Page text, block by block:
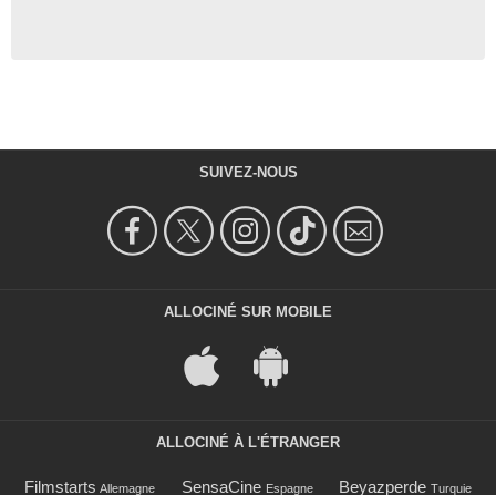
SUIVEZ-NOUS
ALLOCINÉ SUR MOBILE
ALLOCINÉ À L'ÉTRANGER
Filmstarts Allemagne SensaCine Espagne Beyazperde Turquie